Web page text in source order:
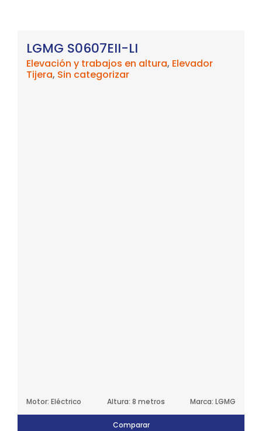
LGMG S0607EII-LI
Elevación y trabajos en altura, Elevador
Tijera, Sin categorizar
Motor: Eléctrico Altura: 8 metros Marca: LGMG
Comparar